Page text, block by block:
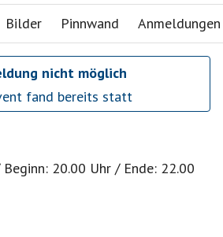
Bilder Pinnwand Anmeldungen
nicht möglich
fand bereits statt
20.00 Uhr / Ende: 22.00